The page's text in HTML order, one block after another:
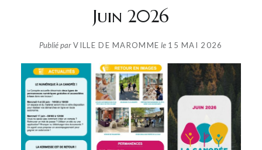
Juin 2026
Publié parVILLE DE MAROMME le 15 MAI 2026